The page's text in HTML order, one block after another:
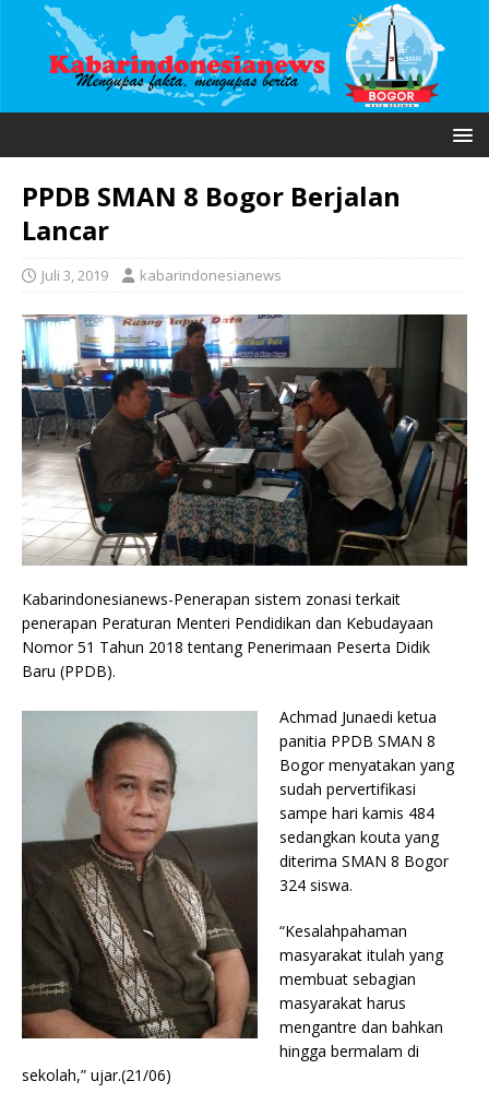
PPDB SMAN 8 Bogor Berjalan
Lancar
Juli 3, 2019 kabarindonesianews
Kabarindonesianews-Penerapan sistem zonasi terkait
penerapan Peraturan Menteri Pendidikan dan Kebudayaan
Nomor 51 Tahun 2018 tentang Penerimaan Peserta Didik
Baru (PPDB).
Achmad Junaedi ketua
panitia PPDB SMAN 8
Bogor menyatakan yang
sudah pervertifikasi
sampe hari kamis 484
sedangkan kouta yang
diterima SMAN 8 Bogor
324 siswa.
“Kesalahpahaman
masyarakat itulah yang
membuat sebagian
masyarakat harus
mengantre dan bahkan
hingga bermalam di
sekolah,” ujar.(21/06)